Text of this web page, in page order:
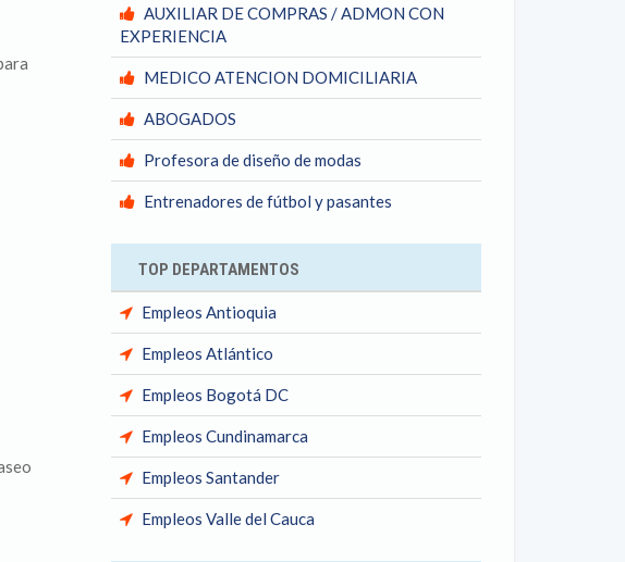
AUXILIAR DE COMPRAS / ADMON CON
EXPERIENCIA
MEDICO ATENCION DOMICILIARIA
ABOGADOS
Profesora de diseño de modas
Entrenadores de fútbol y pasantes
TOP DEPARTAMENTOS
Empleos Antioquia
Empleos Atlántico
Empleos Bogotá DC
Empleos Cundinamarca
Empleos Santander
Empleos Valle del Cauca